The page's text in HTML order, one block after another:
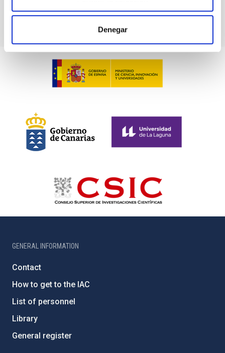
Denegar
GENERAL INFORMATION
Contact
How to get to the IAC
List of personnel
Library
General register